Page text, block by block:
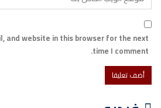
and website in this browser for the next
time I comment.